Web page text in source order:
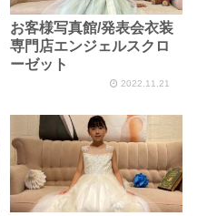
お客様写真館/発表会衣装
専門店エンジェルスクロ
ーゼット
2022.11.21